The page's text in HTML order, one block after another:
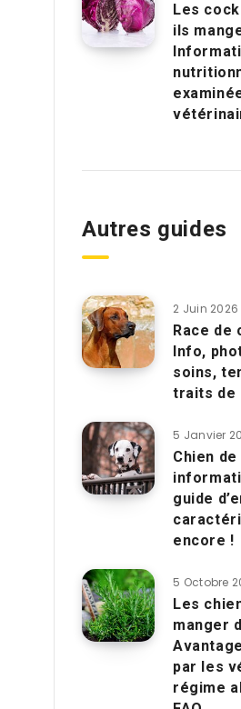
Les
ils
Autres guides
2 Juin 2026
Race de
Info,
soins,
traits de
5 Janvier
Chien
guide
encore !
5 Octobre
Les
manger
par les
régime